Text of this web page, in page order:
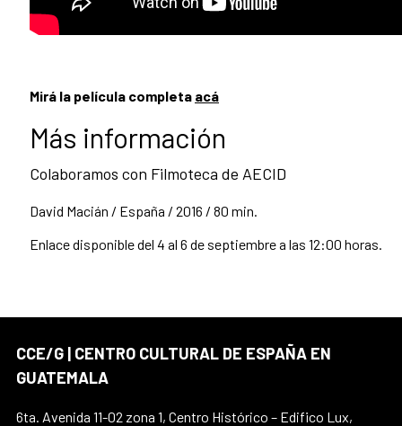
Mirá la película completa acá
Más información
Colaboramos con Filmoteca de AECID
David Macián / España / 2016 / 80 min.
Enlace disponible del 4 al 6 de septiembre a las 12:00 horas.
CCE/G | CENTRO CULTURAL DE ESPAÑA EN
GUATEMALA
6ta. Avenida 11-02 zona 1, Centro Histórico – Edifico Lux,